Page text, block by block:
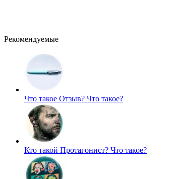
Рекомендуемые
Что такое Отзыв? Что такое?
Кто такой Протагонист? Что такое?